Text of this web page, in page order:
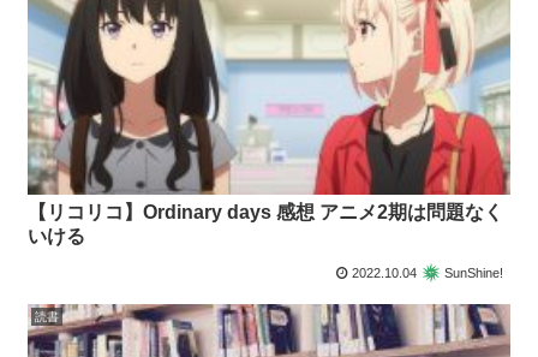
【リコリコ】Ordinary days 感想 アニメ2期は問題なく
いける
2022.10.04 SunShine!
読書